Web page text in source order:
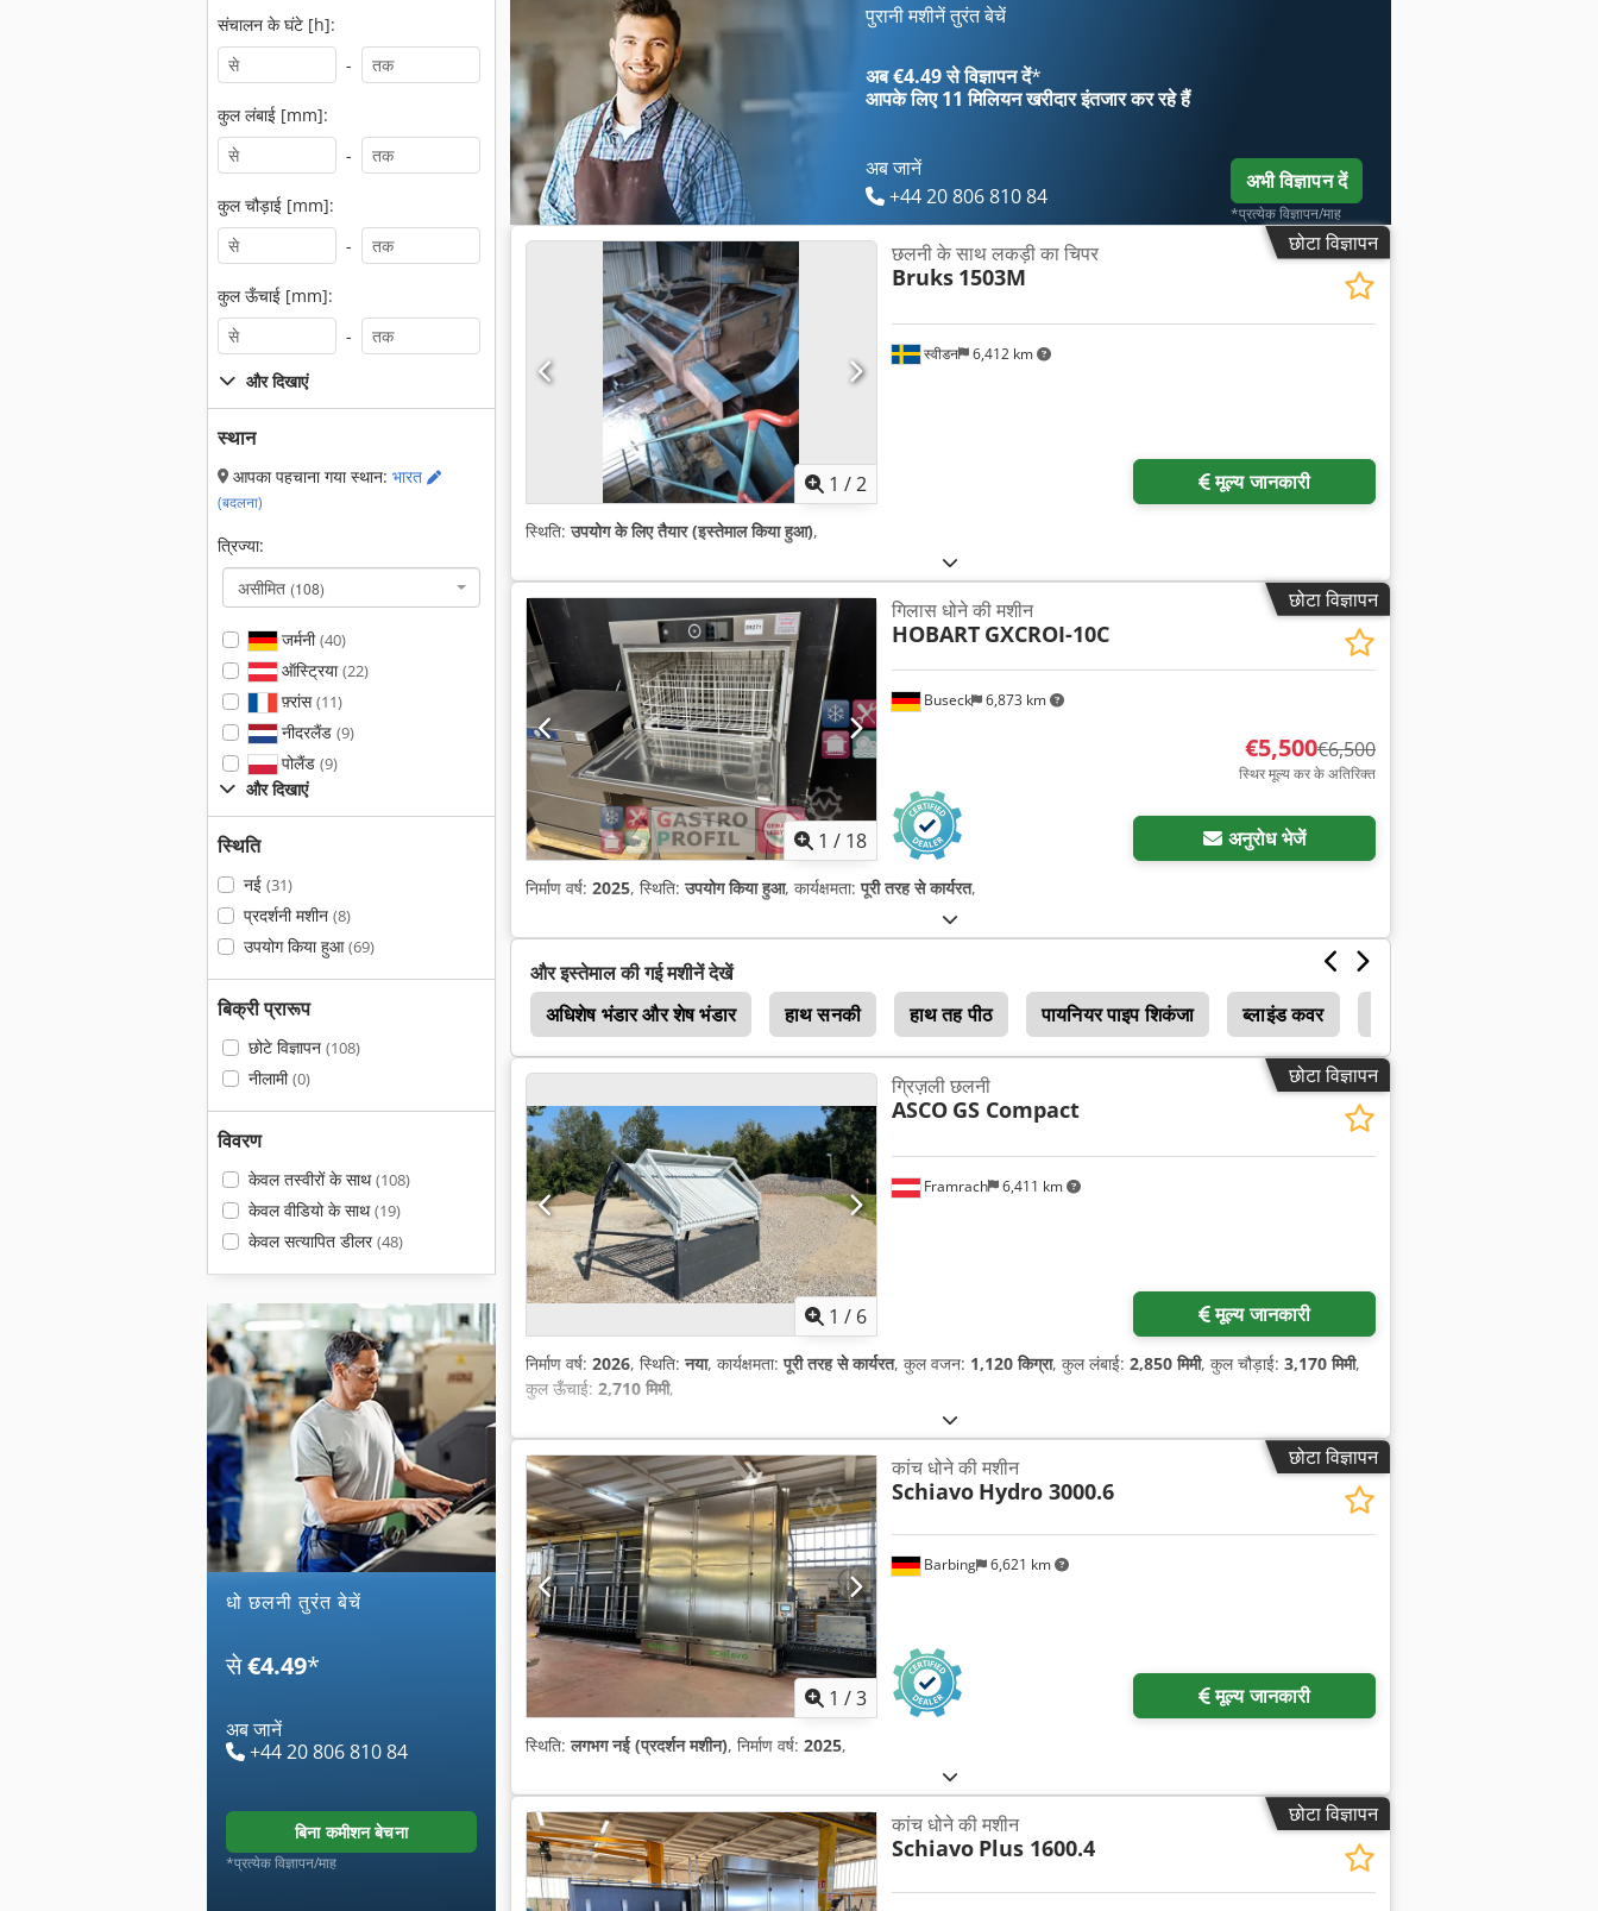
संचालन के घंटे [h]:
-
कुल लंबाई [mm]:
-
कुल चौड़ाई [mm]:
-
कुल ऊँचाई [mm]:
-
और दिखाएं
स्थान
आपका पहचाना गया स्थान: भारत
(बदलना)
त्रिज्या:
असीमित (108)
जर्मनी(40)
ऑस्ट्रिया(22)
फ़्रांस(11)
नीदरलैंड (9)
पोलैंड (9)
और दिखाएं
स्थिति
नई (31)
प्रदर्शनी मशीन (8)
उपयोग किया हुआ(69)
बिक्री प्रारूप
छोटे विज्ञापन (108)
नीलामी(0)
विवरण
केवल तस्वीरों के साथ(108)
केवल वीडियो के साथ(19)
केवल सत्यापित डीलर(48)
धो छलनी तुरंत बेचें
से€4.49*
अब जानें
+44 20 806 810 84
बिना कमीशन बेचना
*प्रत्येक विज्ञापन/माह
पुरानी मशीनें तुरंत बेचें
अब €4.49 से विज्ञापन दें*
आपके लिए11 मिलियन खरीदारइंतजार कर रहे हैं
अब जानें
+44 20 806 810 84
अभी विज्ञापन दें
*प्रत्येक विज्ञापन/माह
छोटा विज्ञापन
1 /2
स्वीडन 6,412 km
छलनी के साथ लकड़ी का चिपर
Bruks 1503M
मूल्य जानकारी
स्थिति:उपयोग के लिए तैयार (इस्तेमाल किया हुआ),
छोटा विज्ञापन
1 / 18
Buseck 6,873 km
गिलास धोने की मशीन
HOBART GXCROI-10C
€5,500€6,500
स्थिर मूल्य कर के अतिरिक्त
अनुरोध भेजें
निर्माण वर्ष: 2025, स्थिति:उपयोग किया हुआ, कार्यक्षमता:पूरी तरह से कार्यरत,
और इस्तेमाल की गई मशीनें देखें
अधिशेष भंडार और शेष भंडार
हाथ सनकी हाथ तह पीठ पायनियर पाइप शिकंजा ब्लाइंड कवर
हलवाई काउंटर
छोटा विज्ञापन
1 / 6
Framrach 6,411 km
ग्रिज़ली छलनी
ASCO GS Compact
मूल्य जानकारी
निर्माण वर्ष: 2026, स्थिति:नया, कार्यक्षमता:पूरी तरह से कार्यरत, कुल वजन: 1,120 किग्रा, कुल लंबाई: 2,850 मिमी, कुल चौड़ाई: 3,170 मिमी,
कुल ऊँचाई: 2,710 मिमी,
छोटा विज्ञापन
1 /3
Barbing 6,621 km
कांच धोने की मशीन
Schiavo Hydro 3000.6
मूल्य जानकारी
स्थिति:लगभग नई (प्रदर्शन मशीन), निर्माण वर्ष: 2025,
छोटा विज्ञापन
कांच धोने की मशीन
Schiavo Plus 1600.4